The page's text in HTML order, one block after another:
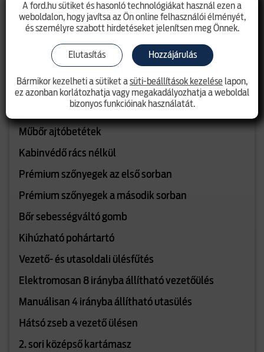
Tachográf előkészítés
Automatikusan elsötétedő belső visszapillantó
Fekete tetőkárpit
Vezető- és utasoldali napellenző tükörrel
Napszemüveg tartó
Műbőr ajtóbetétek
Kabinvédő rács nélkül
Prémium szőnyegek az első sorban
Prémium szőnyegek a második sorban
Bőr sebességváltó gomb
Kihúzható pohártartó
Vezető- és utasoldali ülésfűtés
Elektromosan 8 irányba állítható vezetőülés
Manuálisan 4 irányba állítható utasülés
Hátsó zseb a vezető ülésen
2. sori középső kartámasz
A ford.hu sütiket és hasonló technológiákat használ ezen a
weboldalon, hogy javítsa az Ön online felhasználói élményét,
és személyre szabott hirdetéseket jelenítsen meg Önnek.
Elutasítás Hozzájárulás
Bármikor kezelheti a sütiket asüti-beállítások kezelése lapon,
ez azonban korlátozhatja vagy megakadályozhatja a weboldal
bizonyos funkcióinak használatát.